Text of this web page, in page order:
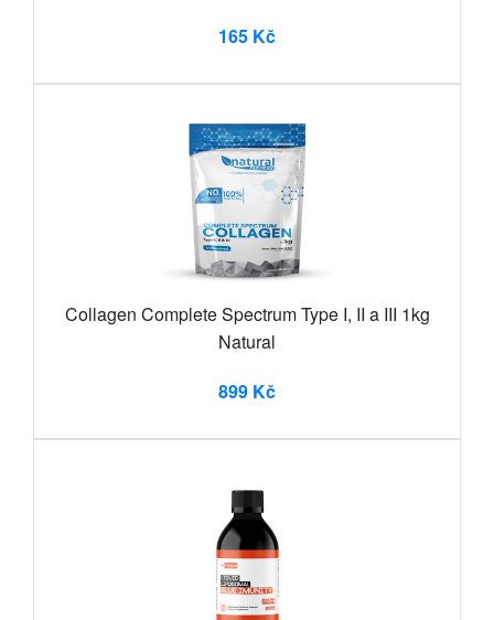
165 Kč
Collagen Complete Spectrum Type I, II a III 1kg
Natural
899 Kč